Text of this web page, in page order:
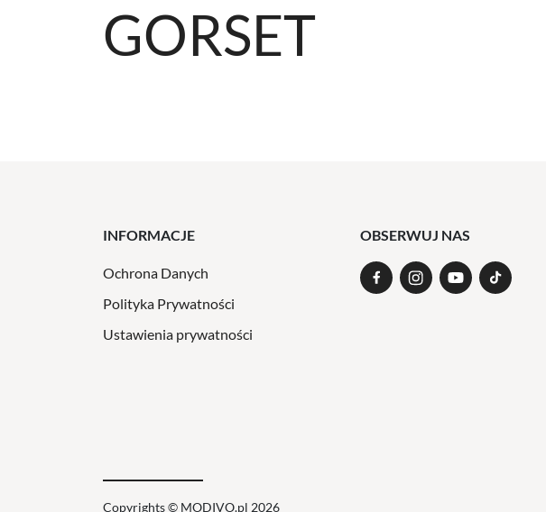
GORSET
INFORMACJE
Ochrona Danych
Polityka Prywatności
Ustawienia prywatności
OBSERWUJ NAS
Copyrights © MODIVO.pl 2026